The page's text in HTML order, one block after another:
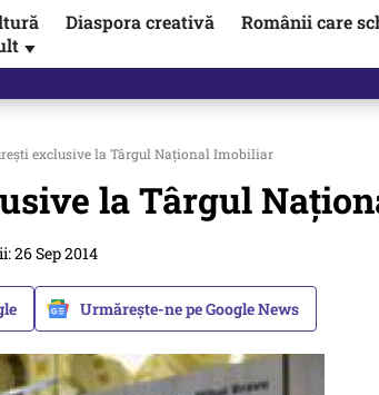
Diaspora creativă
Românii care
▼
exclusive la Târgul Național Imobiliar
la Târgul
26 Sep 2014
Urmărește-ne pe Google News